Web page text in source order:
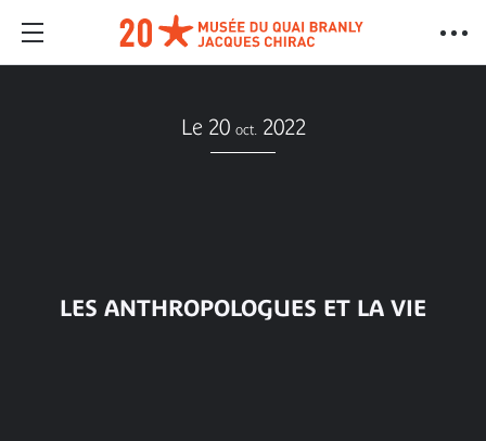
Le 20 oct. 2022
LES ANTHROPOLOGUES ET LA VIE